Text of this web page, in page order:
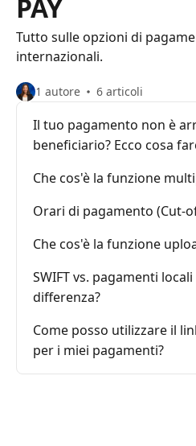
PAY
Tutto sulle opzioni di
internazionali.
1 autore 6 articoli
Il tuo pagamento non è
beneficiario? Ecco cosa
Che cos'è la funzione
Orari di pagamento (Cut-
Che cos'è la funzione
SWIFT vs. pagamenti locali
differenza?
Come posso utilizzare il
per i miei pagamenti?